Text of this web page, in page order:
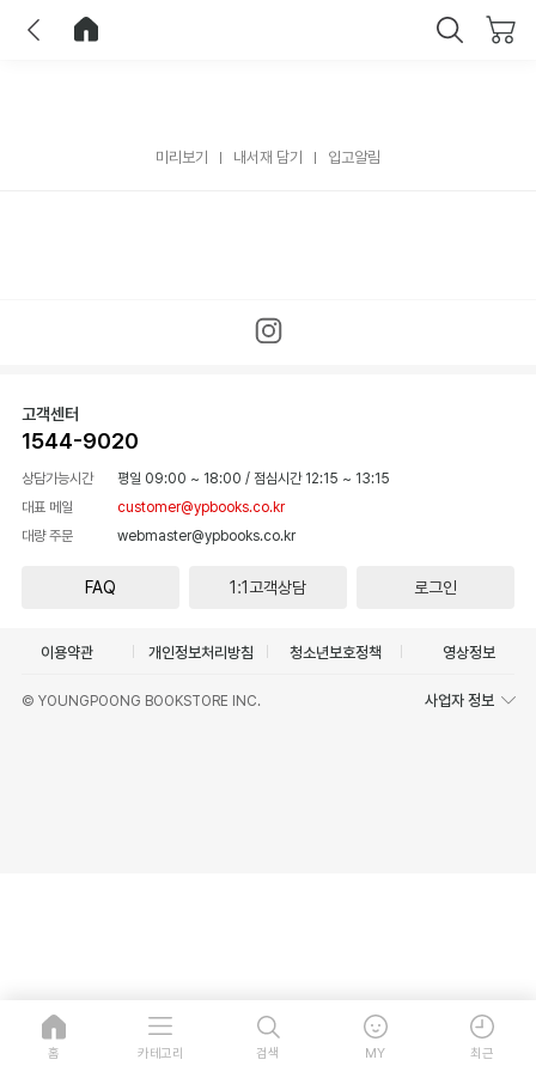
미리보기 내서재 담기 입고알림
고객센터
1544-9020
상담가능시간 평일 09:00 ~ 18:00 / 점심시간 12:15 ~ 13:15
대표 메일
customer@ypbooks.co.kr
대량 주문
webmaster@ypbooks.co.kr
FAQ 1:1고객상담 로그인
이용약관 개인정보처리방침 청소년보호정책 영상정보
© YOUNGPOONG BOOKSTORE INC. 사업자 정보
홈 카테고리 검색 MY 최근